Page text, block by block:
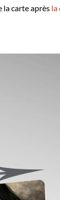
carte après la